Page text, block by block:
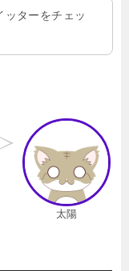
ッターをチェッ
太陽